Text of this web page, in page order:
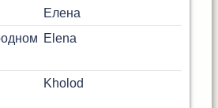
Елена
Elena
Kholod